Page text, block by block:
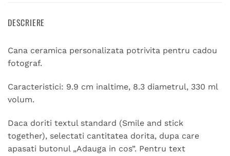
DESCRIERE
Cana ceramica personalizata potrivita pentru cadou
fotograf.
Caracteristici: 9.9 cm inaltime, 8.3 diametrul, 330 ml
volum.
Daca doriti textul standard (Smile and stick
together), selectati cantitatea dorita, dupa care
apasati butonul „Adauga in cos”. Pentru text